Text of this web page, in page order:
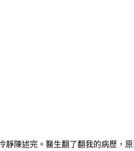
靜陳述完。醫生翻了翻我的病歷，